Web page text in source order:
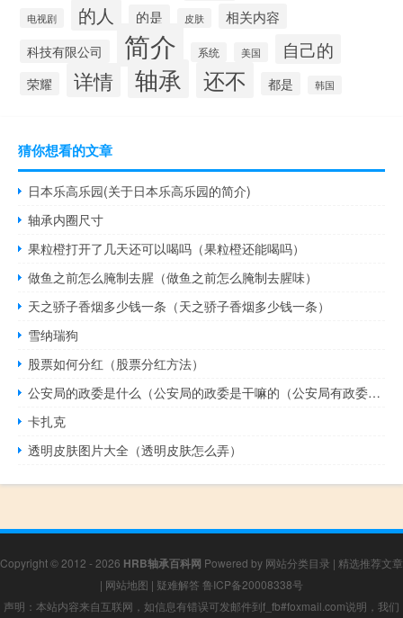
电视剧 的人 的是 皮肤 相关内容
科技有限公司 简介 系统 美国 自己的
荣耀 详情 轴承 还不 都是 韩国
猜你想看的文章
日本乐高乐园(关于日本乐高乐园的简介)
轴承内圈尺寸
果粒橙打开了几天还可以喝吗（果粒橙还能喝吗）
做鱼之前怎么腌制去腥（做鱼之前怎么腌制去腥味）
天之骄子香烟多少钱一条（天之骄子香烟多少钱一条）
雪纳瑞狗
股票如何分红（股票分红方法）
公安局的政委是什么（公安局的政委是干嘛的（公安局有政委吗））
卡扎克
透明皮肤图片大全（透明皮肤怎么弄）
Copyright © 2012 - 2026 HRB轴承百科网 Powered by 网站分类目录 | 精选推荐文章
| 网站地图 | 疑难解答 鲁ICP备20008338号
声明：本站内容来自互联网，如信息有错误可发邮件到f_fb#foxmail.com说明，我们